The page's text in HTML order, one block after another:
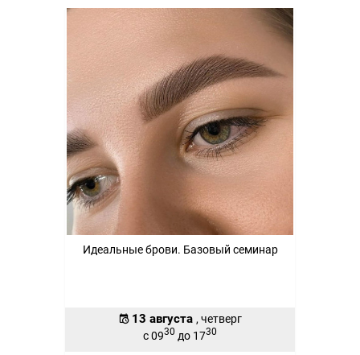
Идеальные брови. Базовый семинар
13 августа , четверг
с 0930 до 1730